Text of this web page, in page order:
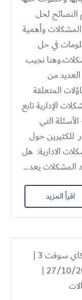
النصائح لحل
وأهمية
في حل
نجيب
من
المتعلقة
الإدارية تابع
التي
للكثيرين حول
الادارية: هل
المشكلات يعد...
اقرأ المزيد
سوفت 3
|
27/10/